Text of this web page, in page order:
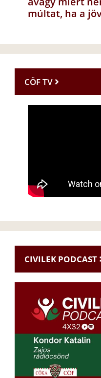
múltat, ha a
CÖF TV
CIVILEK PODCAST